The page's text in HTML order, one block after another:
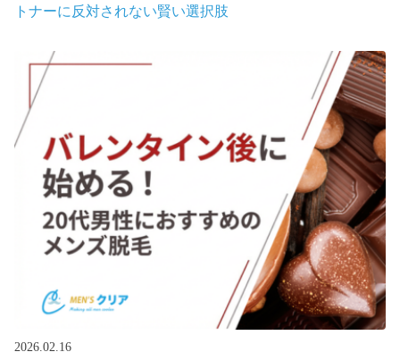
トナーに反対されない賢い選択肢
2026.02.16